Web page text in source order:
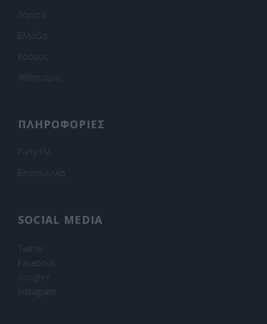
Λάρισα
Ελλάδα
Κόσμος
Αθλητισμός
ΠΛΗΡΟΦΟΡΙΕΣ
Party FM
Επικοινωνία
SOCIAL MEDIA
Twitter
Facebook
Google+
Instagram